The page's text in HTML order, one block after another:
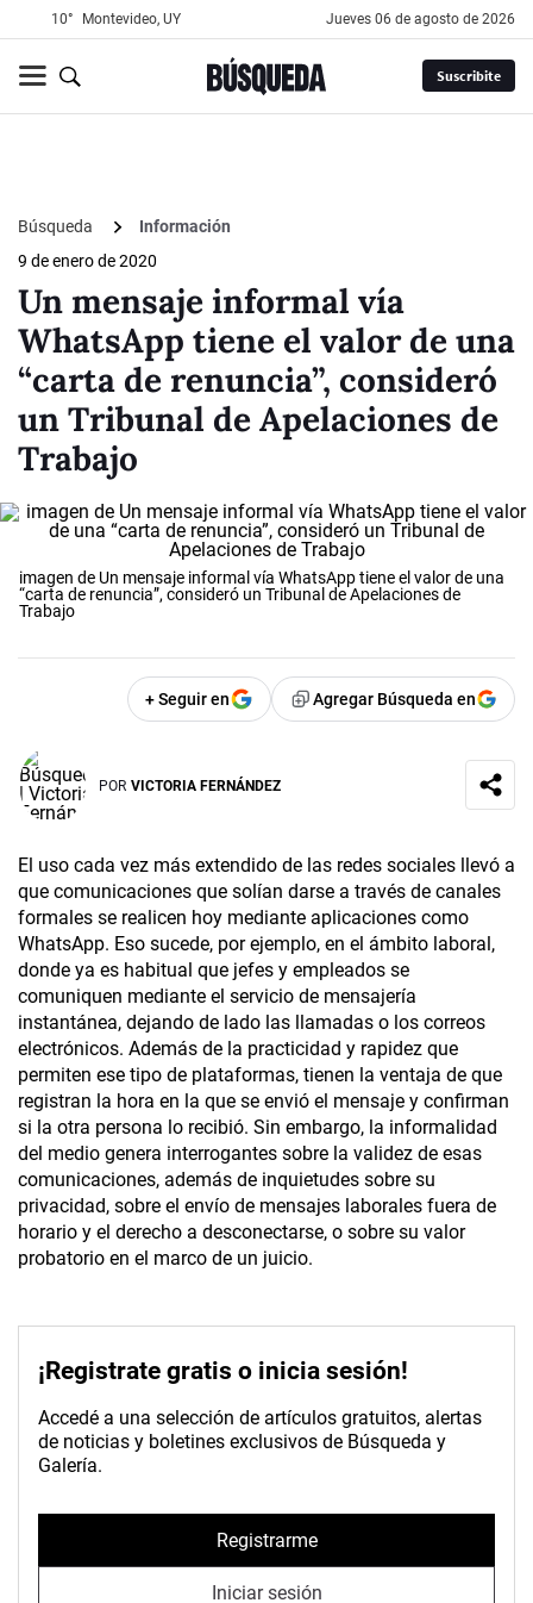
10° Montevideo, UY jueves 06 de agosto de 2026
Suscribite
Búsqueda
Información
9 de enero de 2020
Un mensaje informal vía
WhatsApp tiene el valor de una
“carta de renuncia”, consideró
un Tribunal de Apelaciones de
Trabajo
imagen de Un mensaje informal vía WhatsApp tiene el valor de una
“carta de renuncia”, consideró un Tribunal de Apelaciones de
Trabajo
+ Seguir en Agregar Búsqueda en
POR VICTORIA FERNÁNDEZ
El uso cada vez más extendido de las redes sociales llevó a
que comunicaciones que solían darse a través de canales
formales se realicen hoy mediante aplicaciones como
WhatsApp. Eso sucede, por ejemplo, en el ámbito laboral,
donde ya es habitual que jefes y empleados se
comuniquen mediante el servicio de mensajería
instantánea, dejando de lado las llamadas o los correos
electrónicos. Además de la practicidad y rapidez que
permiten ese tipo de plataformas, tienen la ventaja de que
registran la hora en la que se envió el mensaje y confirman
si la otra persona lo recibió. Sin embargo, la informalidad
del medio genera interrogantes sobre la validez de esas
comunicaciones, además de inquietudes sobre su
privacidad, sobre el envío de mensajes laborales fuera de
horario y el derecho a desconectarse, o sobre su valor
probatorio en el marco de un juicio.
¡Registrate gratis o inicia sesión!
Accedé a una selección de artículos gratuitos, alertas
de noticias y boletines exclusivos de Búsqueda y
Galería.
Registrarme
Iniciar sesión